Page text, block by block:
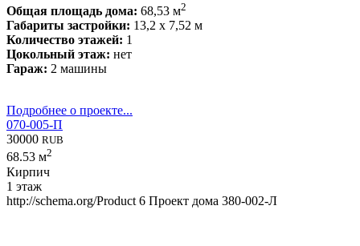
Общая площадь дома: 68,53 м2
Габариты застройки: 13,2 x 7,52 м
Количество этажей: 1
Цокольный этаж: нет
Гараж: 2 машины
Подробнее о проекте...
070-005-П
30000 RUB
68.53 м2
Кирпич
1 этаж
http://schema.org/Product 6 Проект дома 380-002-Л